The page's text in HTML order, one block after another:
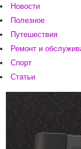
Новости
Полезное
Путешествия
Ремонт и
Спорт
Статьи